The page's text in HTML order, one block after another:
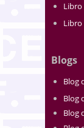
Libro
Libro
Blogs
Blog
Blog
Blog